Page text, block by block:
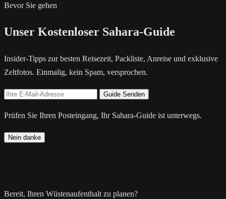
Bevor Sie gehen
Unser Kostenloser Sahara-Guide
Insider-Tipps zur besten Reisezeit, Packliste, Anreise und exklusive
Zeltfotos. Einmalig, kein Spam, versprochen.
Guide Senden
Prüfen Sie Ihren Posteingang, Ihr Sahara-Guide ist unterwegs.
Nein danke
Bereit, Ihren Wüstenaufenthalt zu planen?